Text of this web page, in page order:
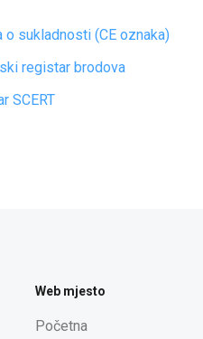
o sukladnosti (CE oznaka)
registar brodova
SCERT
Web mjesto
Početna